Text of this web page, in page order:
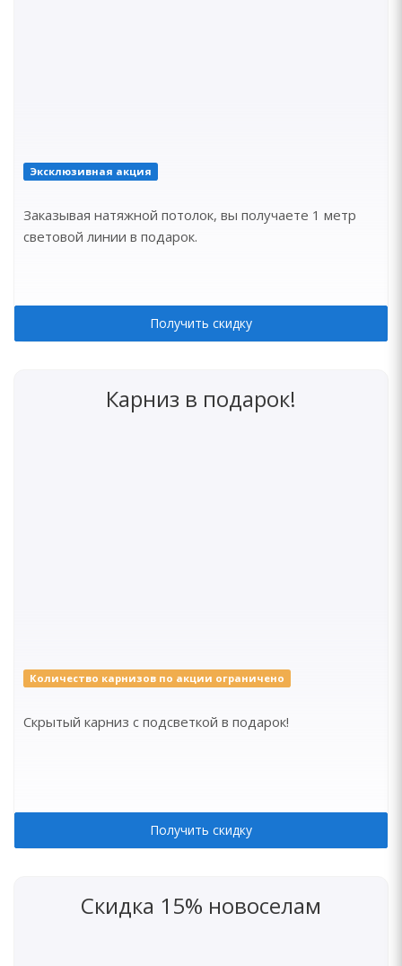
Эксклюзивная акция
Заказывая натяжной потолок, вы получаете 1 метр
световой линии в подарок.
Получить скидку
Карниз в подарок!
Количество карнизов по акции ограничено
Скрытый карниз с подсветкой в подарок!
Получить скидку
Скидка 15% новоселам